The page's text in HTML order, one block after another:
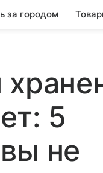
за городом
5
не